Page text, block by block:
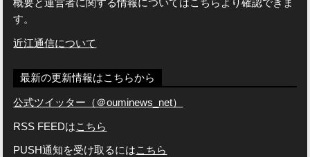
概要と運営者に関する情報についてはこちらより確認できま
す。
近江通信について
最新の更新情報はこちらから
公式ツイッター（＠ouminews_net）
RSS FEEDはこちら
PUSH通知を受け取るにはこちら